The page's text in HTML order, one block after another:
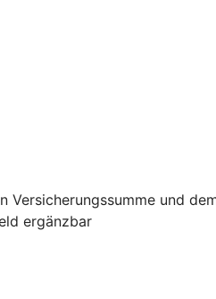
Versicherungssumme und
ergänzbar